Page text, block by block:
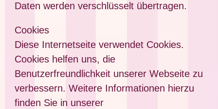
Daten werden verschlüsselt übertragen.
Cookies
Diese Internetseite verwendet Cookies.
Cookies helfen uns, die
Benutzerfreundlichkeit unserer Webseite zu
verbessern. Weitere Informationen hierzu
finden Sie in unserer